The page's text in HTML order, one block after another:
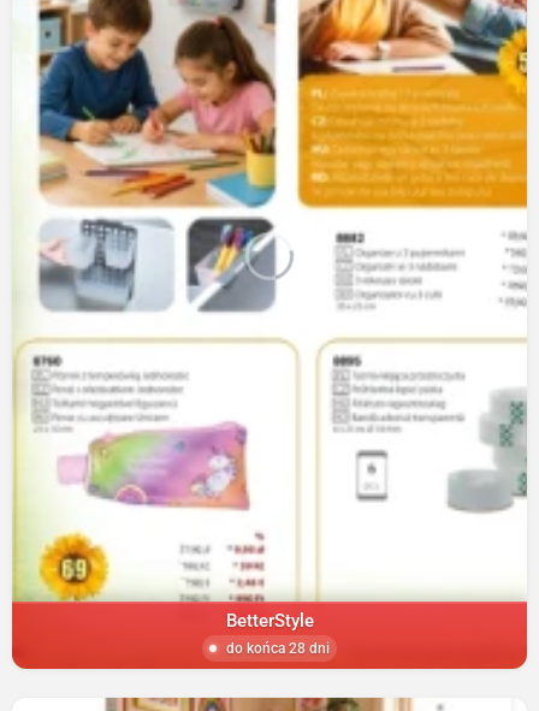
BetterStyle
do końca 28 dni